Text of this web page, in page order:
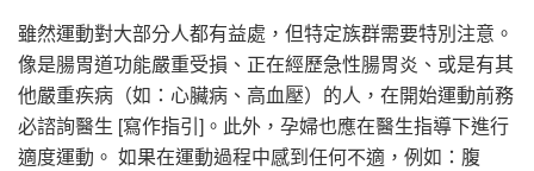
雖然運動對大部分人都有益處，但特定族群需要特別注意。
像是腸胃道功能嚴重受損、正在經歷急性腸胃炎、或是有其
他嚴重疾病（如：心臟病、高血壓）的人，在開始運動前務
必諮詢醫生 [寫作指引]。此外，孕婦也應在醫生指導下進行
適度運動。 如果在運動過程中感到任何不適，例如：腹